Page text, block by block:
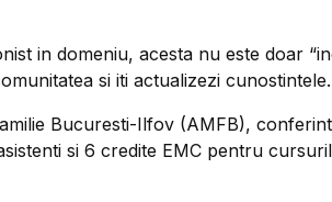
in domeniu, acesta nu este doar
si iti actualizezi cunostintele.
Bucuresti-Ilfov (AMFB),
si 6 credite EMC pentru